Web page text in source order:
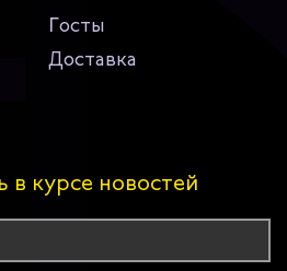
Госты
Доставка
в курсе новостей